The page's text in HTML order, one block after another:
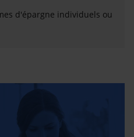
d'épargne individuels ou